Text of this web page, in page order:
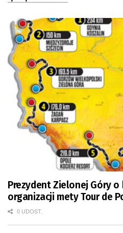
Prezydent Zielonej Góry o
organizacji mety Tour de
0 UDOST.